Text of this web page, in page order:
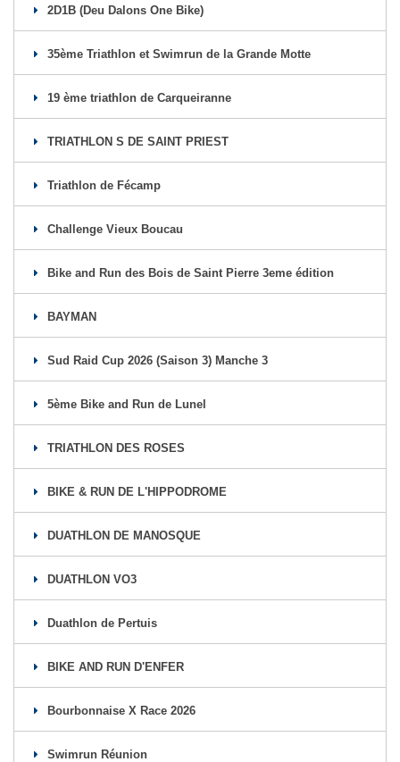
2D1B (Deu Dalons One Bike)
35ème Triathlon et Swimrun de la Grande Motte
19 ème triathlon de Carqueiranne
TRIATHLON S DE SAINT PRIEST
Triathlon de Fécamp
Challenge Vieux Boucau
Bike and Run des Bois de Saint Pierre 3eme édition
BAYMAN
Sud Raid Cup 2026 (Saison 3) Manche 3
5ème Bike and Run de Lunel
TRIATHLON DES ROSES
BIKE & RUN DE L'HIPPODROME
DUATHLON DE MANOSQUE
DUATHLON VO3
Duathlon de Pertuis
BIKE AND RUN D'ENFER
Bourbonnaise X Race 2026
Swimrun Réunion